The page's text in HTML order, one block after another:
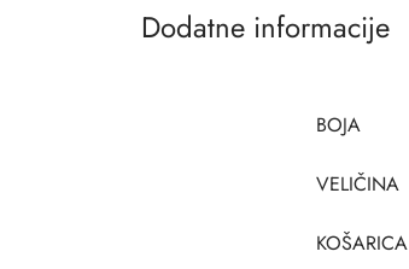
Dodatne informacije
BOJA
VELIČINA
KOŠARICA